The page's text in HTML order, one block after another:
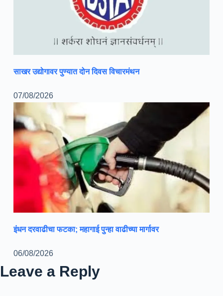
साखर उद्योगावर पुण्यात दोन दिवस विचारमंथन
07/08/2026
इंधन दरवाढीचा फटका; महागाई पुन्हा वाढीच्या मार्गावर
06/08/2026
Leave a Reply